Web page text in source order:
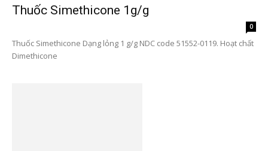
Thuốc Simethicone 1g/g
0
Thuốc Simethicone Dạng lỏng 1 g/g NDC code 51552-0119. Hoạt chất
Dimethicone